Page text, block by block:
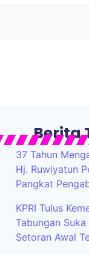
Berita
37 Tahun
Hj. Ruwiyatun
Pangkat
KPRI Tulus
Tabungan
Setoran Awal